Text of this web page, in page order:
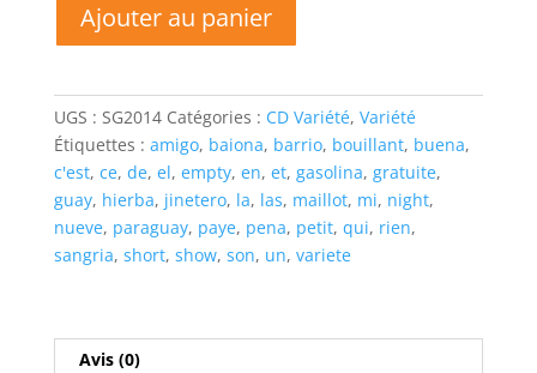
SHOW
BOUILLANT
Ajouter au panier
UGS : SG2014 Catégories : CD Variété, Variété
Étiquettes : amigo, baiona, barrio, bouillant, buena,
c'est, ce, de, el, empty, en, et, gasolina, gratuite,
guay, hierba, jinetero, la, las, maillot, mi, night,
nueve, paraguay, paye, pena, petit, qui, rien,
sangria, short, show, son, un, variete
Avis (0)